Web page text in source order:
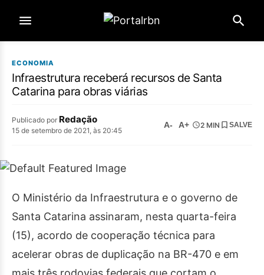
ECONOMIA
Infraestrutura receberá recursos de Santa
Catarina para obras viárias
Publicado por Redação
15 de setembro de 2021, às 20:45
A- A+ 2 MIN SALVE
O Ministério da Infraestrutura e o governo de
Santa Catarina assinaram, nesta quarta-feira
(15), acordo de cooperação técnica para
acelerar obras de duplicação na BR-470 e em